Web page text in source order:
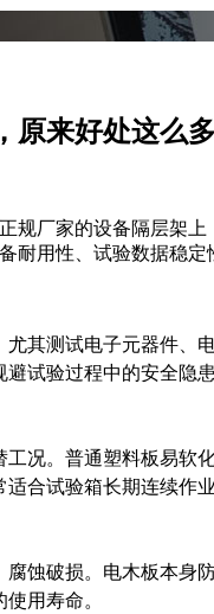
原来好处这么多
规厂家的设备隔层架
耐用性、试验数据稳定
其测试电子元器件
试验过程中的安全隐患
况。普通塑料板易
合试验箱长期连续作业
蚀破损。电木板本
用寿命。